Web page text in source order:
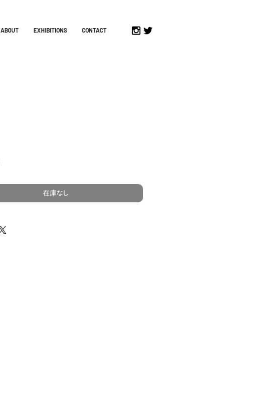
ABOUT EXHIBITIONS CONTACT
在庫なし